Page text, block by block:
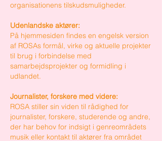
organisationens tilskudsmuligheder.
Udenlandske aktører:
På hjemmesiden findes en engelsk version
af ROSAs formål, virke og aktuelle projekter
til brug i forbindelse med
samarbejdsprojekter og formidling i
udlandet.
Journalister, forskere med videre:
ROSA stiller sin viden til rådighed for
journalister, forskere, studerende og andre,
der har behov for indsigt i genreområdets
musik eller kontakt til aktører fra området